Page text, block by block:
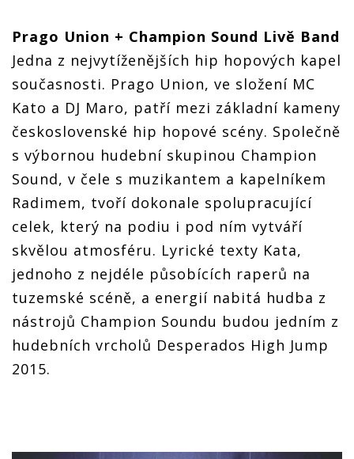
Prago Union + Champion Sound Livě Band
Jedna z nejvytíženějších hip hopových kapel
současnosti. Prago Union, ve složení MC
Kato a DJ Maro, patří mezi základní kameny
československé hip hopové scény. Společně
s výbornou hudební skupinou Champion
Sound, v čele s muzikantem a kapelníkem
Radimem, tvoří dokonale spolupracující
celek, který na podiu i pod ním vytváří
skvělou atmosféru. Lyrické texty Kata,
jednoho z nejdéle působících raperů na
tuzemské scéně, a energií nabitá hudba z
nástrojů Champion Soundu budou jedním z
hudebních vrcholů Desperados High Jump
2015.